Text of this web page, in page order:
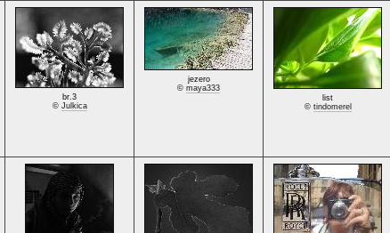
br.3
© Julkica
jezero
©maya333
list
© tindomerel